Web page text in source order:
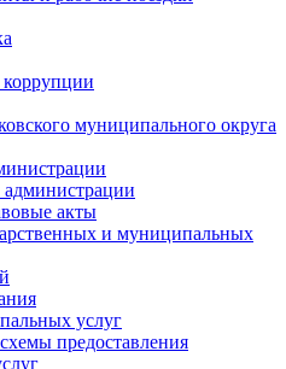
муниципального округа
администрации
акты
и муниципальных
услуг
предоставления